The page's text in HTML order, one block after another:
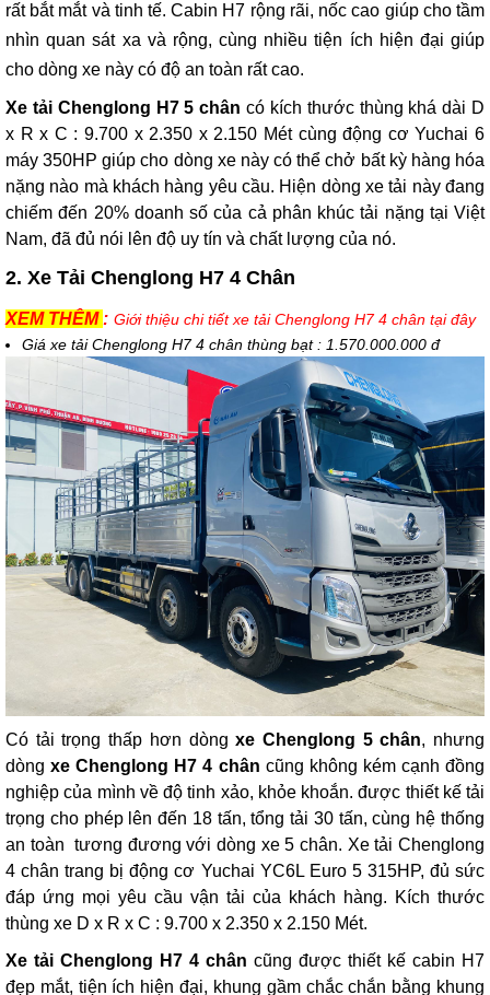
rất bắt mắt và tinh tế. Cabin H7 rộng rãi, nốc cao giúp cho tầm
nhìn quan sát xa và rộng, cùng nhiều tiện ích hiện đại giúp
cho dòng xe này có độ an toàn rất cao.
Xe tải Chenglong H7 5 chân có kích thước thùng khá dài D
x R x C : 9.700 x 2.350 x 2.150 Mét cùng động cơ Yuchai 6
máy 350HP giúp cho dòng xe này có thể chở bất kỳ hàng hóa
nặng nào mà khách hàng yêu cầu. Hiện dòng xe tải này đang
chiếm đến 20% doanh số của cả phân khúc tải nặng tại Việt
Nam, đã đủ nói lên độ uy tín và chất lượng của nó.
2. Xe Tải Chenglong H7 4 Chân
XEM THÊM : Giới thiệu chi tiết xe tải Chenglong H7 4 chân tại đây
Giá xe tải Chenglong H7 4 chân thùng bạt : 1.570.000.000 đ
Có tải trọng thấp hơn dòngxe Chenglong 5 chân, nhưng
dòngxe Chenglong H7 4 chân cũng không kém cạnh đồng
nghiệp của mình về độ tinh xảo, khỏe khoắn. được thiết kế tải
trọng cho phép lên đến 18 tấn, tổng tải 30 tấn, cùng hệ thống
an toàn tương đương với dòng xe 5 chân. Xe tải Chenglong
4 chân trang bị động cơ Yuchai YC6L Euro 5 315HP, đủ sức
đáp ứng mọi yêu cầu vận tải của khách hàng. Kích thước
thùng xe D x R x C : 9.700 x 2.350 x 2.150 Mét.
Xe tải Chenglong H7 4 chân cũng được thiết kế cabin H7
đẹp mắt, tiện ích hiện đại, khung gầm chắc chắn bằng khung